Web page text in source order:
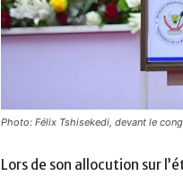
Photo: Félix Tshisekedi, devant le
Lors de son allocution sur